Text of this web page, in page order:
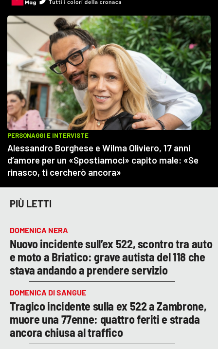
PIÙ LETTI
DOMENICA NERA
Nuovo incidente sull’ex 522, scontro tra auto
e moto a Briatico: grave autista del 118 che
stava andando a prendere servizio
DOMENICA DI SANGUE
Tragico incidente sulla ex 522 a Zambrone,
muore una 77enne: quattro feriti e strada
ancora chiusa al traffico